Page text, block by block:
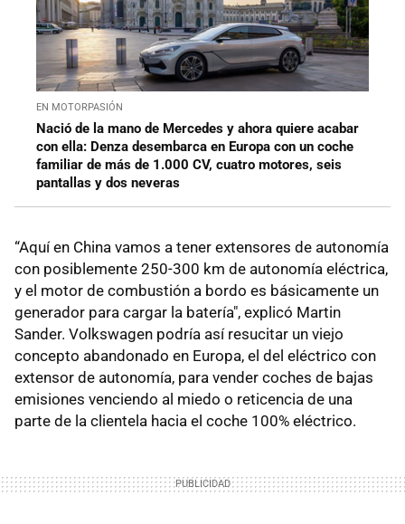
EN MOTORPASIÓN
Nació de la mano de Mercedes y ahora quiere acabar
con ella: Denza desembarca en Europa con un coche
familiar de más de 1.000 CV, cuatro motores, seis
pantallas y dos neveras
“Aquí en China vamos a tener extensores de autonomía
con posiblemente 250-300 km de autonomía eléctrica,
y el motor de combustión a bordo es básicamente un
generador para cargar la batería", explicó Martin
Sander. Volkswagen podría así resucitar un viejo
concepto abandonado en Europa, el del eléctrico con
extensor de autonomía, para vender coches de bajas
emisiones venciendo al miedo o reticencia de una
parte de la clientela hacia el coche 100% eléctrico.